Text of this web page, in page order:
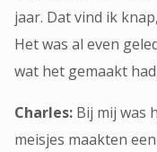
jaar. Dat vind ik
Het was al even
wat het gemaakt
Charles: Bij mij was
meisjes maakten